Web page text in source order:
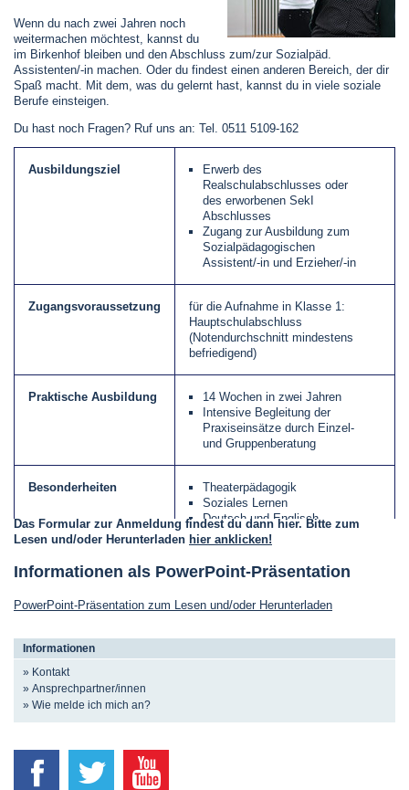
Wenn du nach zwei Jahren noch
weitermachen möchtest, kannst du
im Birkenhof bleiben und den Abschluss zum/zur Sozialpäd.
Assistenten/-in machen. Oder du findest einen anderen Bereich, der dir
Spaß macht. Mit dem, was du gelernt hast, kannst du in viele soziale
Berufe einsteigen.
Du hast noch Fragen? Ruf uns an: Tel. 0511 5109-162
Ausbildungsziel
Erwerb des
Realschulabschlusses oder
des erworbenen SekI
Abschlusses
Zugang zur Ausbildung zum
Sozialpädagogischen
Assistent/-in und Erzieher/-in
Zugangsvoraussetzung
für die Aufnahme in Klasse 1:
Hauptschulabschluss
(Notendurchschnitt mindestens
befriedigend)
Praktische Ausbildung
14 Wochen in zwei Jahren
Intensive Begleitung der
Praxiseinsätze durch Einzel-
und Gruppenberatung
Besonderheiten
Theaterpädagogik
Soziales Lernen
Deutsch und Englisch
Förderunterricht
Religion als Pflichtfach
Hauptschulabsolvent/-innen
Beginn
Schulgeld
Möglichkeiten
Birgit Glombitza
Koordinatorin BFSP
Informationen zur Berufsfachschule
Die wichtigsten Informationen zur Ausbildung haben wir für
Dich in unserem Infoblatt zusammengestellt.» zum
Download
Hier unser Fragebogen zur Berufsfachschule Sozialpädagogik
Das Formular zur Anmeldung findest du dann hier. Bitte zum
Lesen und/oder Herunterladen hier anklicken!
Informationen als PowerPoint-Präsentation
PowerPoint-Präsentation zum Lesen und/oder Herunterladen
Informationen
» Kontakt
» Ansprechpartner/innen
» Wie melde ich mich an?